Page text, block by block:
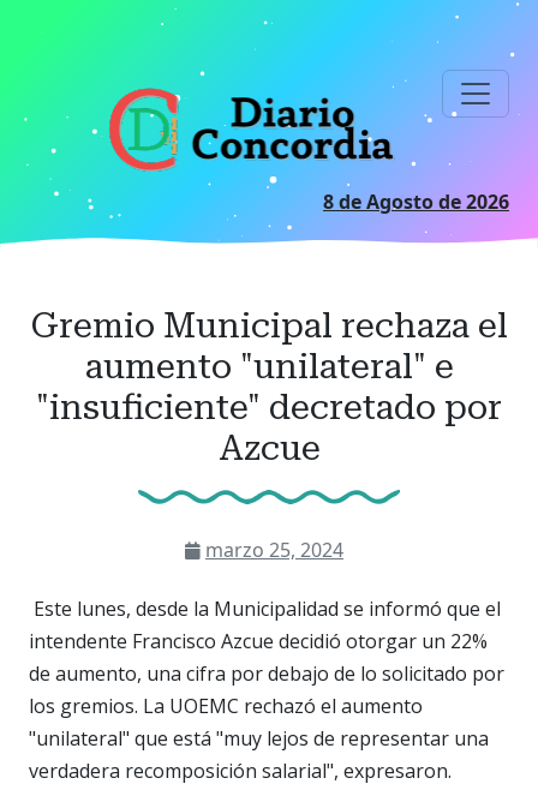
8 de Agosto de 2026
Gremio Municipal rechaza el
aumento "unilateral" e
"insuficiente" decretado por
Azcue
marzo 25, 2024
Este lunes, desde la Municipalidad se informó que el
intendente Francisco Azcue decidió otorgar un 22%
de aumento, una cifra por debajo de lo solicitado por
los gremios. La UOEMC rechazó el aumento
"unilateral" que está "muy lejos de representar una
verdadera recomposición salarial", expresaron.